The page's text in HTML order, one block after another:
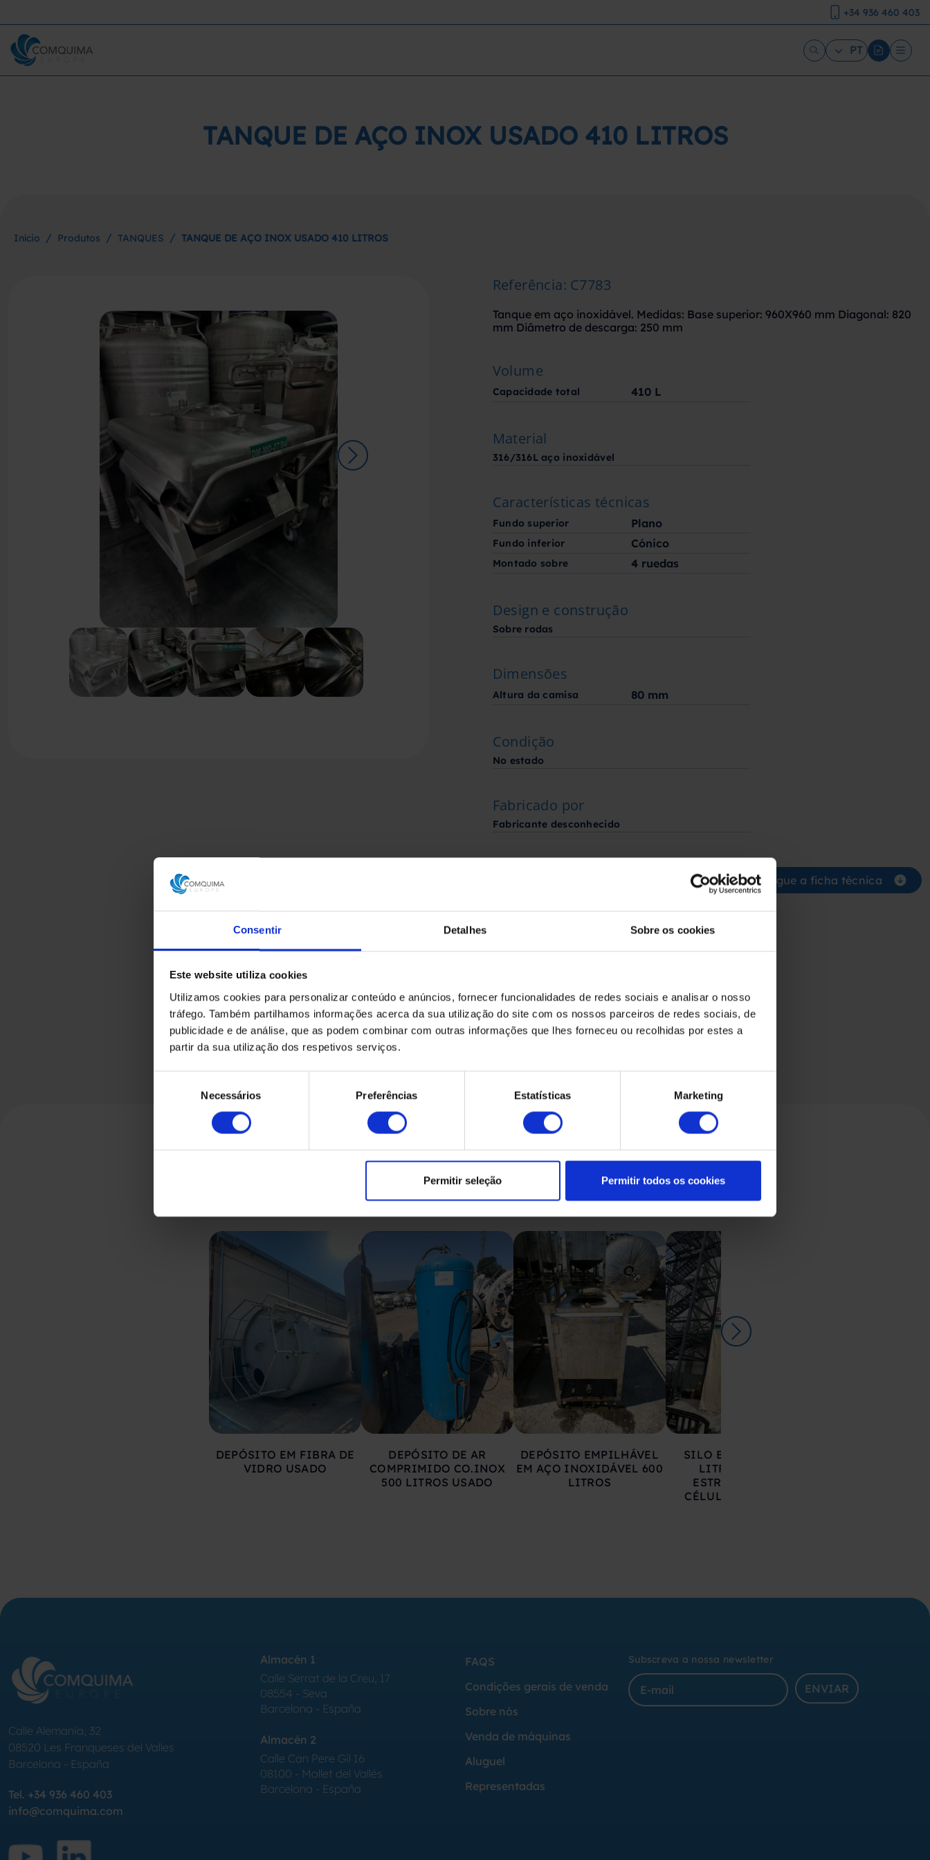
Consentir Detalhes Sobre os cookies
Este website utiliza cookies
Utilizamos cookies para personalizar conteúdo e anúncios, fornecer funcionalidades de redes sociais e analisar o nosso
tráfego. Também partilhamos informações acerca da sua utilização do site com os nossos parceiros de redes sociais, de
publicidade e de análise, que as podem combinar com outras informações que lhes forneceu ou recolhidas por estes a
partir da sua utilização dos respetivos serviços.
consentimento
Necessários Preferências Estatísticas Marketing
Permitir seleção Permitir todos os cookies
+34 936 460 403
PT
TANQUE DE AÇO INOX USADO 410 LITROS
Início / Produtos / TANQUES / TANQUE DE AÇO INOX USADO 410 LITROS
Referência: C7783
Tanque em aço inoxidável. Medidas: Base superior: 960X960 mm Diagonal: 820
mm Diâmetro de descarga: 250 mm
Volume
Capacidade total 410 L
Material
316/316L aço inoxidável
Características técnicas
Fundo superior Plano
Fundo inferior Cónico
Montado sobre 4 ruedas
Design e construção
Sobre rodas
Dimensões
Altura da camisa 80 mm
Condição
No estado
Fabricado por
Fabricante desconhecido
Descarregue a ficha técnica
Produtos Relacionados
DEPÓSITO EM FIBRA DE
VIDRO USADO
DEPÓSITO DE AR
COMPRIMIDO CO.INOX
500 LITROS USADO
DEPÓSITO EMPILHÁVEL
EM AÇO INOXIDÁVEL 600
LITROS
SILO EM AÇO 17.000
LITROS SOBRE
ESTRUTURA COM
CÉLULAS DE CARGA
Calle Alemania, 32
08520 Les Franqueses del Valles
Barcelona - España
Tel. +34 936 460 403
info@comquima.com
Almacén 1
Calle Serrat de la Creu, 17
08554 - Seva
Barcelona - España
Almacén 2
Calle Can Pere Gil 16
08100 - Mollet del Vallés
Barcelona - España
FAQS
Condições gerais de venda
Sobre nós
Venda de máquinas
Aluguel
Representadas
Subscreva a nossa newsletter
ENVIAR